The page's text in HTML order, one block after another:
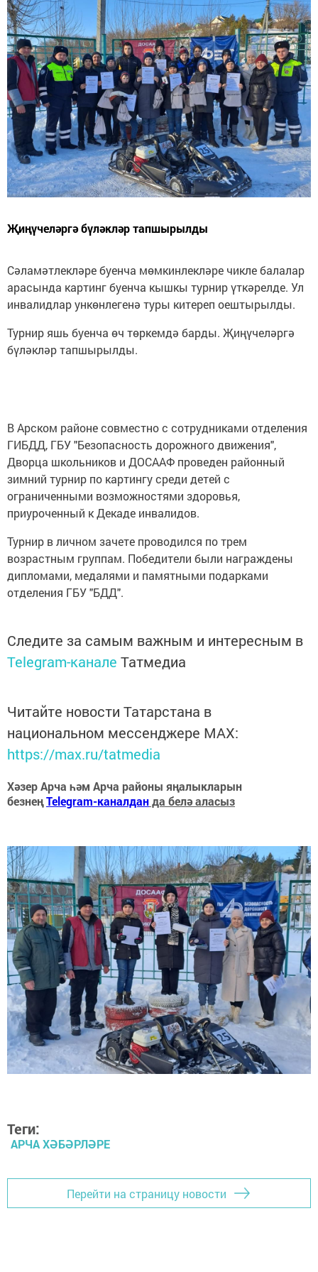
Җиңүчеләргә бүләкләр тапшырылды
Сәламәтлекләре буенча мөмкинлекләре чикле балалар
арасында картинг буенча кышкы турнир үткәрелде. Ул
инвалидлар ункөнлегенә туры китереп оештырылды.
Турнир яшь буенча өч төркемдә барды. Җиңүчеләргә
бүләкләр тапшырылды.
В Арском районе совместно с сотрудниками отделения
ГИБДД, ГБУ "Безопасность дорожного движения",
Дворца школьников и ДОСААФ проведен районный
зимний турнир по картингу среди детей с
ограниченными возможностями здоровья,
приуроченный к Декаде инвалидов.
Турнир в личном зачете проводился по трем
возрастным группам. Победители были награждены
дипломами, медалями и памятными подарками
отделения ГБУ "БДД".
Следите за самым важным и интересным в
Telegram-канале Татмедиа
Читайте новости Татарстана в
национальном мессенджере MАХ:
https://max.ru/tatmedia
Хәзер Арча һәм Арча районы яңалыкларын
безнеңTelegram-каналданда белә аласыз
Теги:
АРЧА ХӘБӘРЛӘРЕ
Перейти на страницу новости